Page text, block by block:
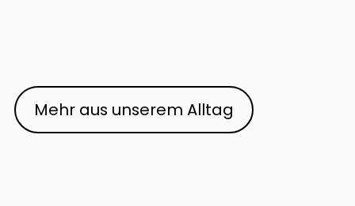
Mehr aus unserem Alltag